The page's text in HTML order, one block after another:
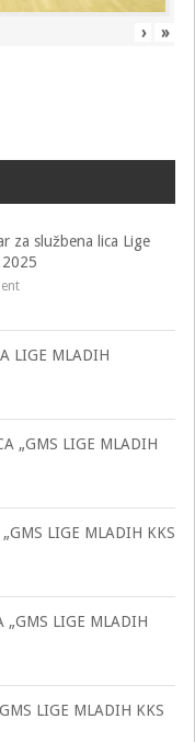
› »
za službena lica Lige
LIGE MLADIH
„GMS LIGE MLADIH
LIGE MLADIH KKS
„GMS LIGE MLADIH
LIGE MLADIH KKS